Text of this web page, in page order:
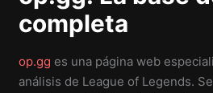
completa
op.gg es una página web
análisis de League of Legends.